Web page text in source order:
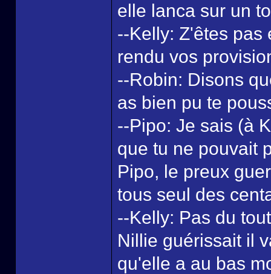
elle lanca sur un
--Kelly: Z'êtes pas
rendu vos
--Robin: Disons
as bien pu te
--Pipo: Je sais (à
que tu ne pouvait
Pipo, le preux
tous seul des
--Kelly: Pas du
Nillie guérissait il
qu'elle a au bas